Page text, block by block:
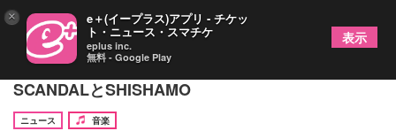
Eテレ「Rの法則」で“軽音女子”を特集、ゲストに
SCANDALとSHISHAMO
ニュース
音楽
× e＋(イープラス)アプリ - チケッ
ト・ニュース・スマチケ
eplus inc.
無料 - Google Play
表示